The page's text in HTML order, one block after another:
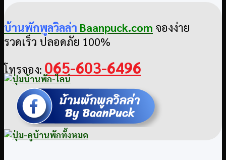
บ้านพักพูลวิลล่า Baanpuck.com จองง่าย
รวดเร็ว ปลอดภัย 100%
โทรจอง: 065-603-6496